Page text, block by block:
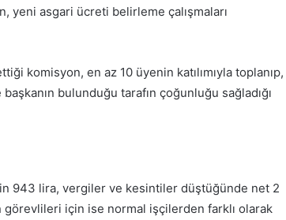
yeni asgari ücreti belirleme çalışmaları
komisyon, en az 10 üyenin katılımıyla toplanıp,
bulunduğu tarafın çoğunluğu sağladığı
943 lira, vergiler ve kesintiler düştüğünde net 2
için ise normal işçilerden farklı olarak